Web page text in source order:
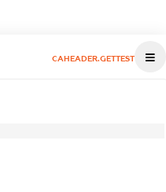
CAHEADER.GETTEST